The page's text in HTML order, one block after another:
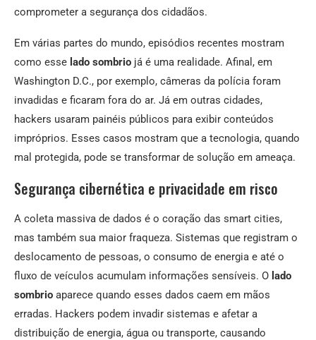
comprometer a segurança dos cidadãos.
Em várias partes do mundo, episódios recentes mostram
como esse lado sombrio já é uma realidade. Afinal, em
Washington D.C., por exemplo, câmeras da polícia foram
invadidas e ficaram fora do ar. Já em outras cidades,
hackers usaram painéis públicos para exibir conteúdos
impróprios. Esses casos mostram que a tecnologia, quando
mal protegida, pode se transformar de solução em ameaça.
Segurança cibernética e privacidade em risco
A coleta massiva de dados é o coração das smart cities,
mas também sua maior fraqueza. Sistemas que registram o
deslocamento de pessoas, o consumo de energia e até o
fluxo de veículos acumulam informações sensíveis. O lado
sombrio aparece quando esses dados caem em mãos
erradas. Hackers podem invadir sistemas e afetar a
distribuição de energia, água ou transporte, causando